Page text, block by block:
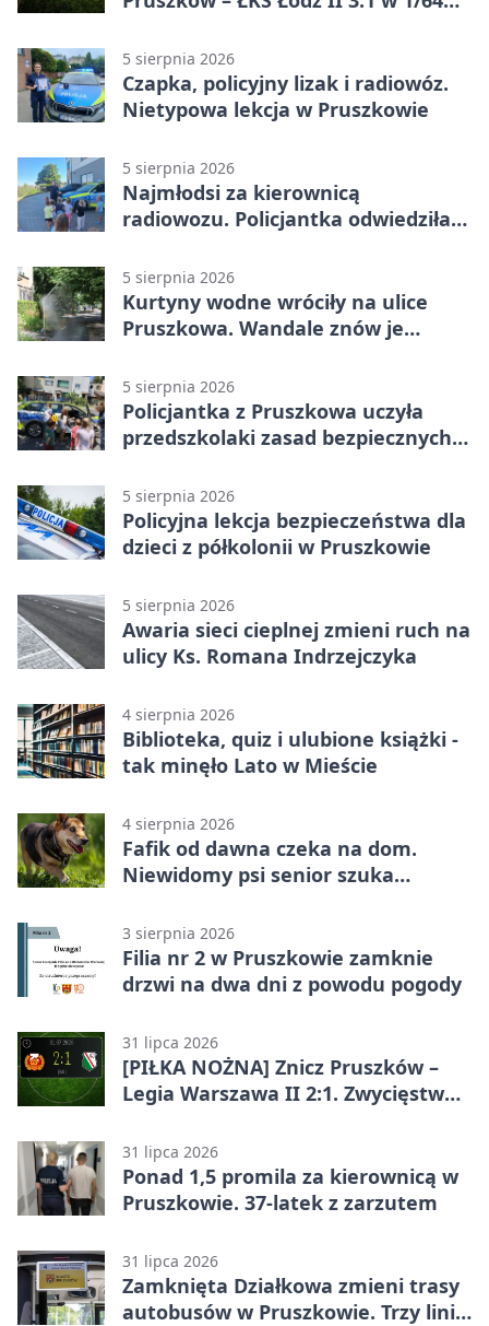
5 sierpnia 2026
Czapka, policyjny lizak i radiowóz.
Nietypowa lekcja w Pruszkowie
5 sierpnia 2026
Najmłodsi za kierownicą
radiowozu. Policjantka odwiedziła
5 sierpnia 2026
Kurtyny wodne wróciły na ulice
Pruszkowa. Wandale znów je
5 sierpnia 2026
Policjantka z Pruszkowa uczyła
przedszkolaki zasad bezpiecznych
5 sierpnia 2026
Policyjna lekcja bezpieczeństwa dla
dzieci z półkolonii w Pruszkowie
5 sierpnia 2026
Awaria sieci cieplnej zmieni ruch na
ulicy Ks. Romana Indrzejczyka
4 sierpnia 2026
Biblioteka, quiz i ulubione książki -
tak minęło Lato w Mieście
4 sierpnia 2026
Fafik od dawna czeka na dom.
Niewidomy psi senior szuka
3 sierpnia 2026
Filia nr 2 w Pruszkowie zamknie
drzwi na dwa dni z powodu pogody
31 lipca 2026
[PIŁKA NOŻNA] Znicz Pruszków –
Legia Warszawa II 2:1. Zwycięstwo
minucie
31 lipca 2026
Ponad 1,5 promila za kierownicą w
Pruszkowie. 37-latek z zarzutem
31 lipca 2026
Zamknięta Działkowa zmieni trasy
autobusów w Pruszkowie. Trzy linie